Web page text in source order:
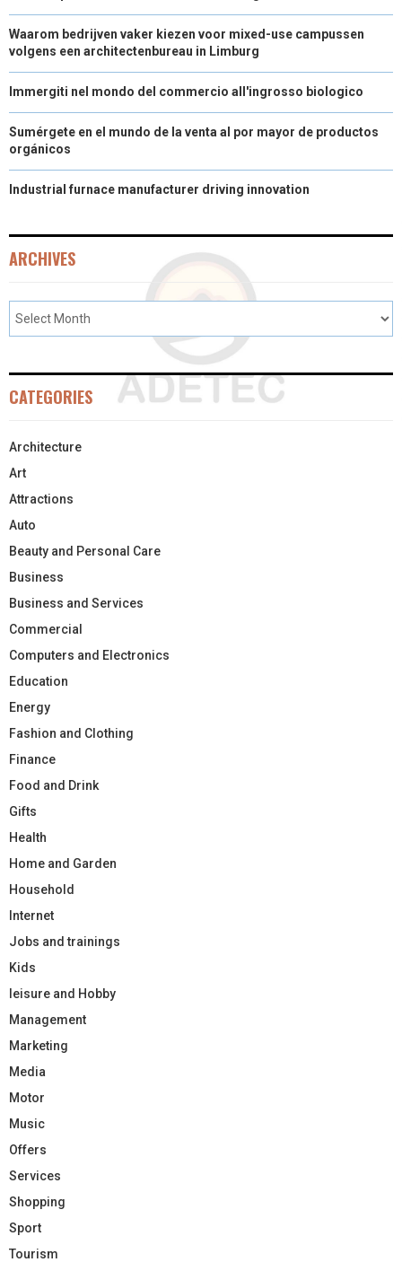
Waarom bedrijven vaker kiezen voor mixed-use campussen
volgens een architectenbureau in Limburg
Immergiti nel mondo del commercio all'ingrosso biologico
Sumérgete en el mundo de la venta al por mayor de productos
orgánicos
Industrial furnace manufacturer driving innovation
ARCHIVES
CATEGORIES
Architecture
Art
Attractions
Auto
Beauty and Personal Care
Business
Business and Services
Commercial
Computers and Electronics
Education
Energy
Fashion and Clothing
Finance
Food and Drink
Gifts
Health
Home and Garden
Household
Internet
Jobs and trainings
Kids
leisure and Hobby
Management
Marketing
Media
Motor
Music
Offers
Services
Shopping
Sport
Tourism